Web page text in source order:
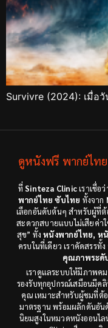
Survivre (2024): เมื่อ
ดูหนังฟรี พากย์ไท
ที่Sinteza Clinicเราเชื่อ
พากย์ไทย ซับไทย ทั้งจาก
เลือกอันดับต้นๆ สำหรับผู้ที่
สะดวกสบายแบบไม่เสียค่า
สุข” ทั้งหนังพากย์ไทย, ห
ครบในที่เดียว เราคัดสรรทั้ง
คุณภาพระดั
เราดูแลระบบให้มีภาพค
รองรับทุกอุปกรณ์เสมือนมีค
คุณ เหมาะสำหรับผู้ชมที่ต้
มาตรฐาน พร้อมผลักดันอัน
นิยมสูงในหมวดหนังออนไล